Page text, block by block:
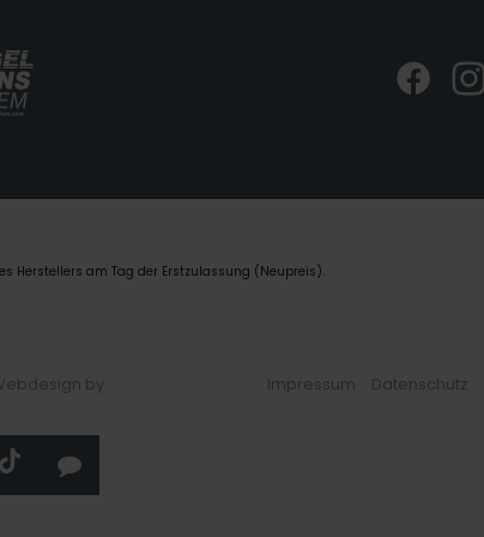
Herstellers am Tag der Erstzulassung (Neupreis).
by
Impressum Datenschutz